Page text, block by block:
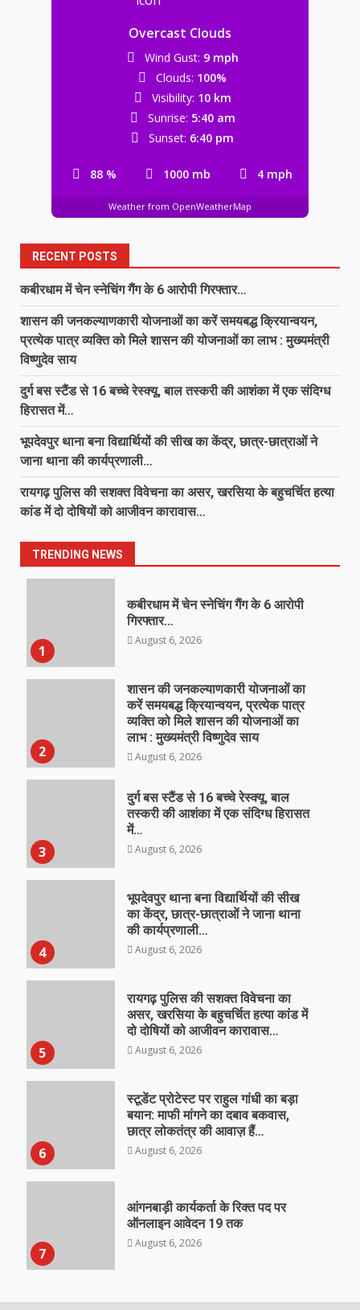
Overcast Clouds
88 % 1000 mb 4 mph
Wind Gust: 9 mph
Clouds: 100%
Visibility: 10 km
Sunrise: 5:40 am
Sunset: 6:40 pm
Weather from OpenWeatherMap
RECENT POSTS
कबीरधाम में चेन स्नेचिंग गैंग के 6 आरोपी गिरफ्तार…
शासन की जनकल्याणकारी योजनाओं का करें समयबद्ध क्रियान्वयन,
प्रत्येक पात्र व्यक्ति को मिले शासन की योजनाओं का लाभ : मुख्यमंत्री
विष्णुदेव साय
दुर्ग बस स्टैंड से 16 बच्चे रेस्क्यू, बाल तस्करी की आशंका में एक संदिग्ध
हिरासत में…
भूपदेवपुर थाना बना विद्यार्थियों की सीख का केंद्र, छात्र-छात्राओं ने
जाना थाना की कार्यप्रणाली…
रायगढ़ पुलिस की सशक्त विवेचना का असर, खरसिया के बहुचर्चित हत्या
कांड में दो दोषियों को आजीवन कारावास…
TRENDING NEWS
1
कबीरधाम में चेन स्नेचिंग गैंग के 6 आरोपी
गिरफ्तार…
August 6, 2026
2
शासन की जनकल्याणकारी योजनाओं का
करें समयबद्ध क्रियान्वयन, प्रत्येक पात्र
व्यक्ति को मिले शासन की योजनाओं का
लाभ : मुख्यमंत्री विष्णुदेव साय
August 6, 2026
3
दुर्ग बस स्टैंड से 16 बच्चे रेस्क्यू, बाल
तस्करी की आशंका में एक संदिग्ध हिरासत
में…
August 6, 2026
4
भूपदेवपुर थाना बना विद्यार्थियों की सीख
का केंद्र, छात्र-छात्राओं ने जाना थाना
की कार्यप्रणाली…
August 6, 2026
5
रायगढ़ पुलिस की सशक्त विवेचना का
असर, खरसिया के बहुचर्चित हत्या कांड में
दो दोषियों को आजीवन कारावास…
August 6, 2026
6
स्टूडेंट प्रोटेस्ट पर राहुल गांधी का बड़ा
बयान: माफी मांगने का दबाव बकवास,
छात्र लोकतंत्र की आवाज़ हैं…
August 6, 2026
7
आंगनबाड़ी कार्यकर्ता के रिक्त पद पर
ऑनलाइन आवेदन 19 तक
August 6, 2026